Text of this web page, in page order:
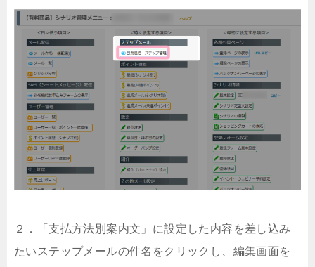
２．「支払方法別案内文」に設定した内容を差し込み
たいステップメールの件名をクリックし、編集画面を